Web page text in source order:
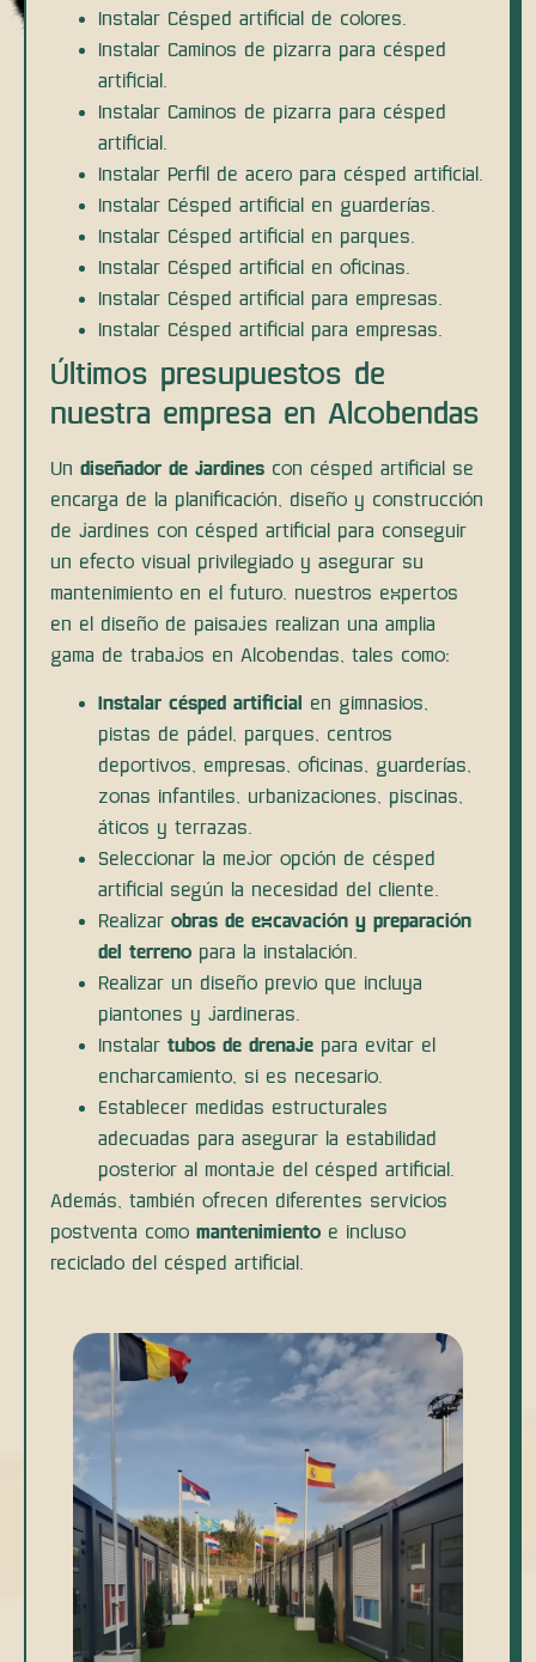
Instalar Césped artificial de colores.
Instalar Caminos de pizarra para césped
artificial.
Instalar Caminos de pizarra para césped
artificial.
Instalar Perfil de acero para césped artificial.
Instalar Césped artificial en guarderías.
Instalar Césped artificial en parques.
Instalar Césped artificial en oficinas.
Instalar Césped artificial para empresas.
Instalar Césped artificial para empresas.
Últimos presupuestos de
nuestra empresa en Alcobendas
Undiseñador de jardines con césped artificial se
encarga de la planificación, diseño y construcción
de jardines con césped artificial para conseguir
un efecto visual privilegiado y asegurar su
mantenimiento en el futuro. nuestros expertos
en el diseño de paisajes realizan una amplia
gama de trabajos en Alcobendas, tales como:
Instalar césped artificial
en gimnasios,
pistas de pádel, parques, centros
deportivos, empresas, oficinas, guarderías,
zonas infantiles, urbanizaciones, piscinas,
áticos y terrazas.
Seleccionar la mejor opción de césped
artificial según la necesidad del cliente.
Realizarobras de excavación y preparación
del terreno para la instalación.
Realizar un diseño previo que incluya
piantones y jardineras.
Instalartubos de drenaje para evitar el
encharcamiento, si es necesario.
Establecer medidas estructurales
adecuadas para asegurar la estabilidad
posterior al montaje del césped artificial.
Además, también ofrecen diferentes servicios
postventa comomantenimiento e incluso
reciclado del césped artificial.